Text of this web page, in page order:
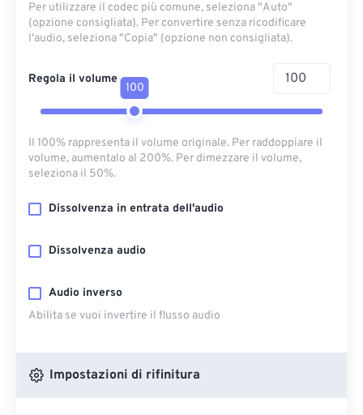
Per utilizzare il codec più comune, seleziona "Auto"
(opzione consigliata). Per convertire senza ricodificare
l'audio, seleziona "Copia" (opzione non consigliata).
Regola il volume
100
Il 100% rappresenta il volume originale. Per raddoppiare il
volume, aumentalo al 200%. Per dimezzare il volume,
seleziona il 50%.
Dissolvenza in entrata dell'audio
Dissolvenza audio
Audio inverso
Abilita se vuoi invertire il flusso audio
Impostazioni di rifinitura